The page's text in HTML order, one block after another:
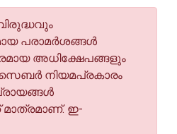
പരാമര്‍ശങ്ങള്‍
അധിക്ഷേപങ്ങളും
നിയമപ്രകാരം
ഇ-